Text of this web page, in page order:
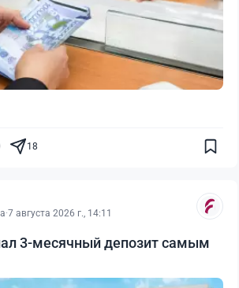
18
·7 августа 2026 г., 14:11
3-месячный депозит самым